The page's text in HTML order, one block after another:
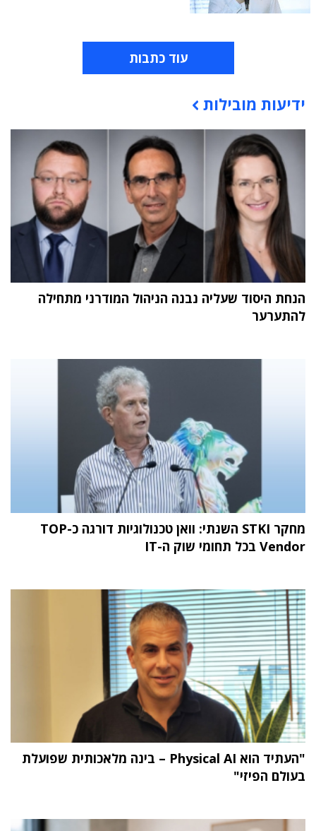
עוד כתבות
תוכן פרסומי
ידיעות מובילות
הנחת היסוד שעליה נבנה הניהול המודרני מתחילה
להתערער
מחקר STKI השנתי: וואן טכנולוגיות דורגה כ-TOP
Vendor בכל תחומי שוק ה-IT
"העתיד הוא Physical AI – בינה מלאכותית שפועלת
בעולם הפיזי"